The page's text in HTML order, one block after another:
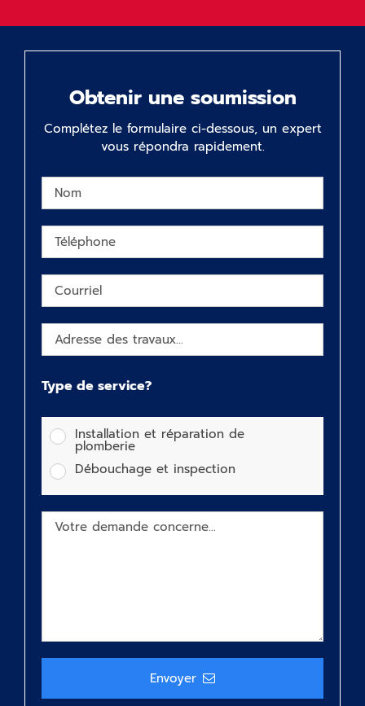
Obtenir une soumission
Complétez le formulaire ci-dessous, un expert
vous répondra rapidement.
Type de service?
Installation et réparation de
plomberie
Débouchage et inspection
Envoyer